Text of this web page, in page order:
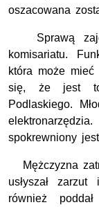
oszacowana
Sprawą
komisariatu.
która może mieć
się, że jest to
Podlaskiego.
spokrewniony
Mężczyzna
usłyszał
również